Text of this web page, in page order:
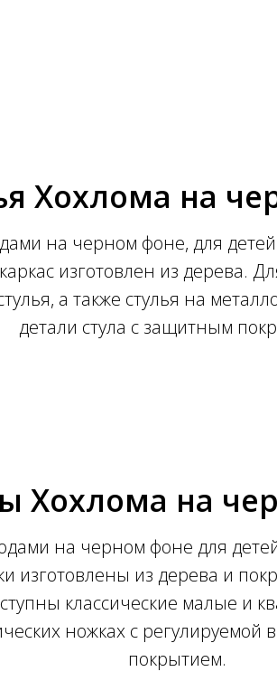
Хохлома на
на черном фоне, для
изготовлен из дерева.
а также стулья на
детали стула с защитным
Хохлома на
на черном фоне для
изготовлены из дерева и
классические малые и
ножках с
покрытием.